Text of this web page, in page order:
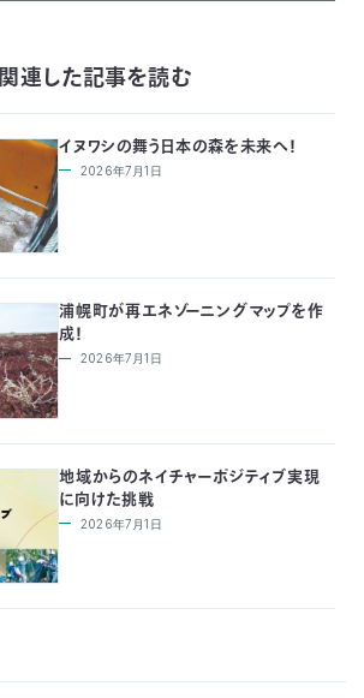
関連した記事を読む
イヌワシの舞う日本の森を未来へ！
2026年7月1日
浦幌町が再エネゾーニングマップを作
成！
2026年7月1日
地域からのネイチャーポジティブ実現
に向けた挑戦
2026年7月1日